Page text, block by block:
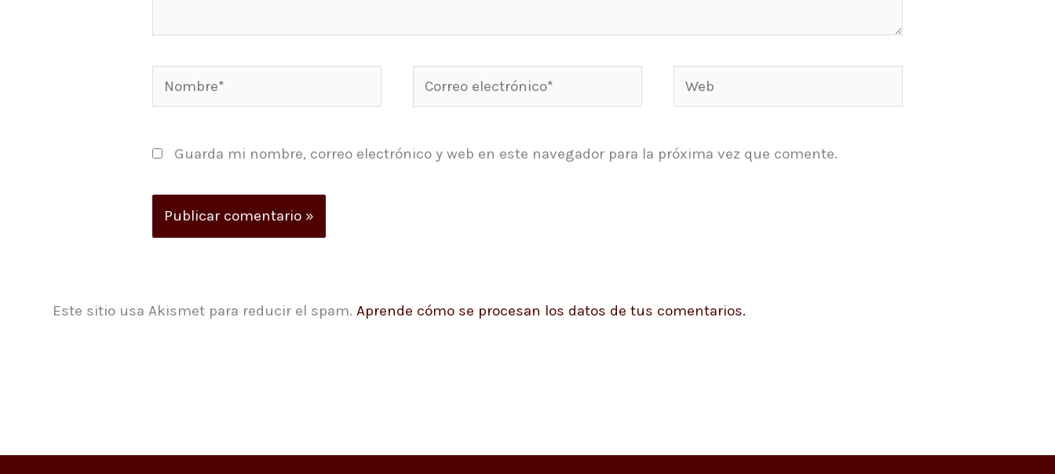
Nombre*
Correo
electrónico*
Web
Guarda mi nombre, correo electrónico y web en este navegador para la próxima vez que comente.
Este sitio usa Akismet para reducir el spam. Aprende cómo se procesan los datos de tus comentarios.